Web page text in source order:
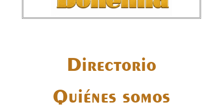
Directorio
Quiénes somos